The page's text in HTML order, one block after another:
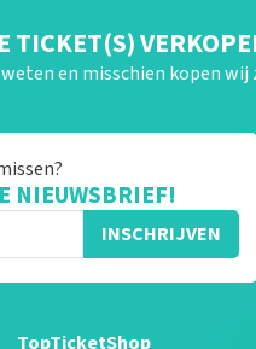
TICKET(S)
en misschien kopen wij
NIEUWSBRIEF!
INSCHRIJVEN
TopTicketShop